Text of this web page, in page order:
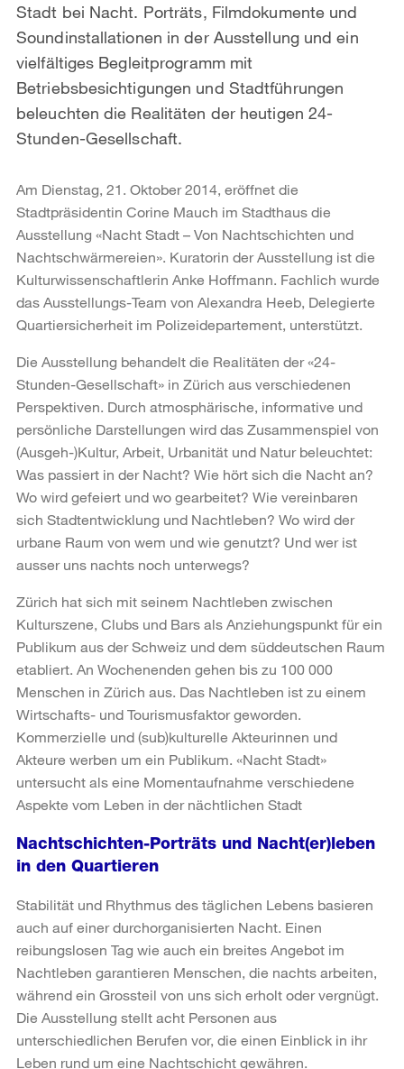
Stadt bei Nacht. Porträts, Filmdokumente und
Soundinstallationen in der Ausstellung und ein
vielfältiges Begleitprogramm mit
Betriebsbesichtigungen und Stadtführungen
beleuchten die Realitäten der heutigen 24-
Stunden-Gesellschaft.
Am Dienstag, 21. Oktober 2014, eröffnet die
Stadtpräsidentin Corine Mauch im Stadthaus die
Ausstellung «Nacht Stadt – Von Nachtschichten und
Nachtschwärmereien». Kuratorin der Ausstellung ist die
Kulturwissenschaftlerin Anke Hoffmann. Fachlich wurde
das Ausstellungs-Team von Alexandra Heeb, Delegierte
Quartiersicherheit im Polizeidepartement, unterstützt.
Die Ausstellung behandelt die Realitäten der «24-
Stunden-Gesellschaft» in Zürich aus verschiedenen
Perspektiven. Durch atmosphärische, informative und
persönliche Darstellungen wird das Zusammenspiel von
(Ausgeh-)Kultur, Arbeit, Urbanität und Natur beleuchtet:
Was passiert in der Nacht? Wie hört sich die Nacht an?
Wo wird gefeiert und wo gearbeitet? Wie vereinbaren
sich Stadtentwicklung und Nachtleben? Wo wird der
urbane Raum von wem und wie genutzt? Und wer ist
ausser uns nachts noch unterwegs?
Zürich hat sich mit seinem Nachtleben zwischen
Kulturszene, Clubs und Bars als Anziehungspunkt für ein
Publikum aus der Schweiz und dem süddeutschen Raum
etabliert. An Wochenenden gehen bis zu 100 000
Menschen in Zürich aus. Das Nachtleben ist zu einem
Wirtschafts- und Tourismusfaktor geworden.
Kommerzielle und (sub)kulturelle Akteurinnen und
Akteure werben um ein Publikum. «Nacht Stadt»
untersucht als eine Momentaufnahme verschiedene
Aspekte vom Leben in der nächtlichen Stadt
Nachtschichten-Porträts und Nacht(er)leben
in den Quartieren
Stabilität und Rhythmus des täglichen Lebens basieren
auch auf einer durchorganisierten Nacht. Einen
reibungslosen Tag wie auch ein breites Angebot im
Nachtleben garantieren Menschen, die nachts arbeiten,
während ein Grossteil von uns sich erholt oder vergnügt.
Die Ausstellung stellt acht Personen aus
unterschiedlichen Berufen vor, die einen Einblick in ihr
Leben rund um eine Nachtschicht gewähren.